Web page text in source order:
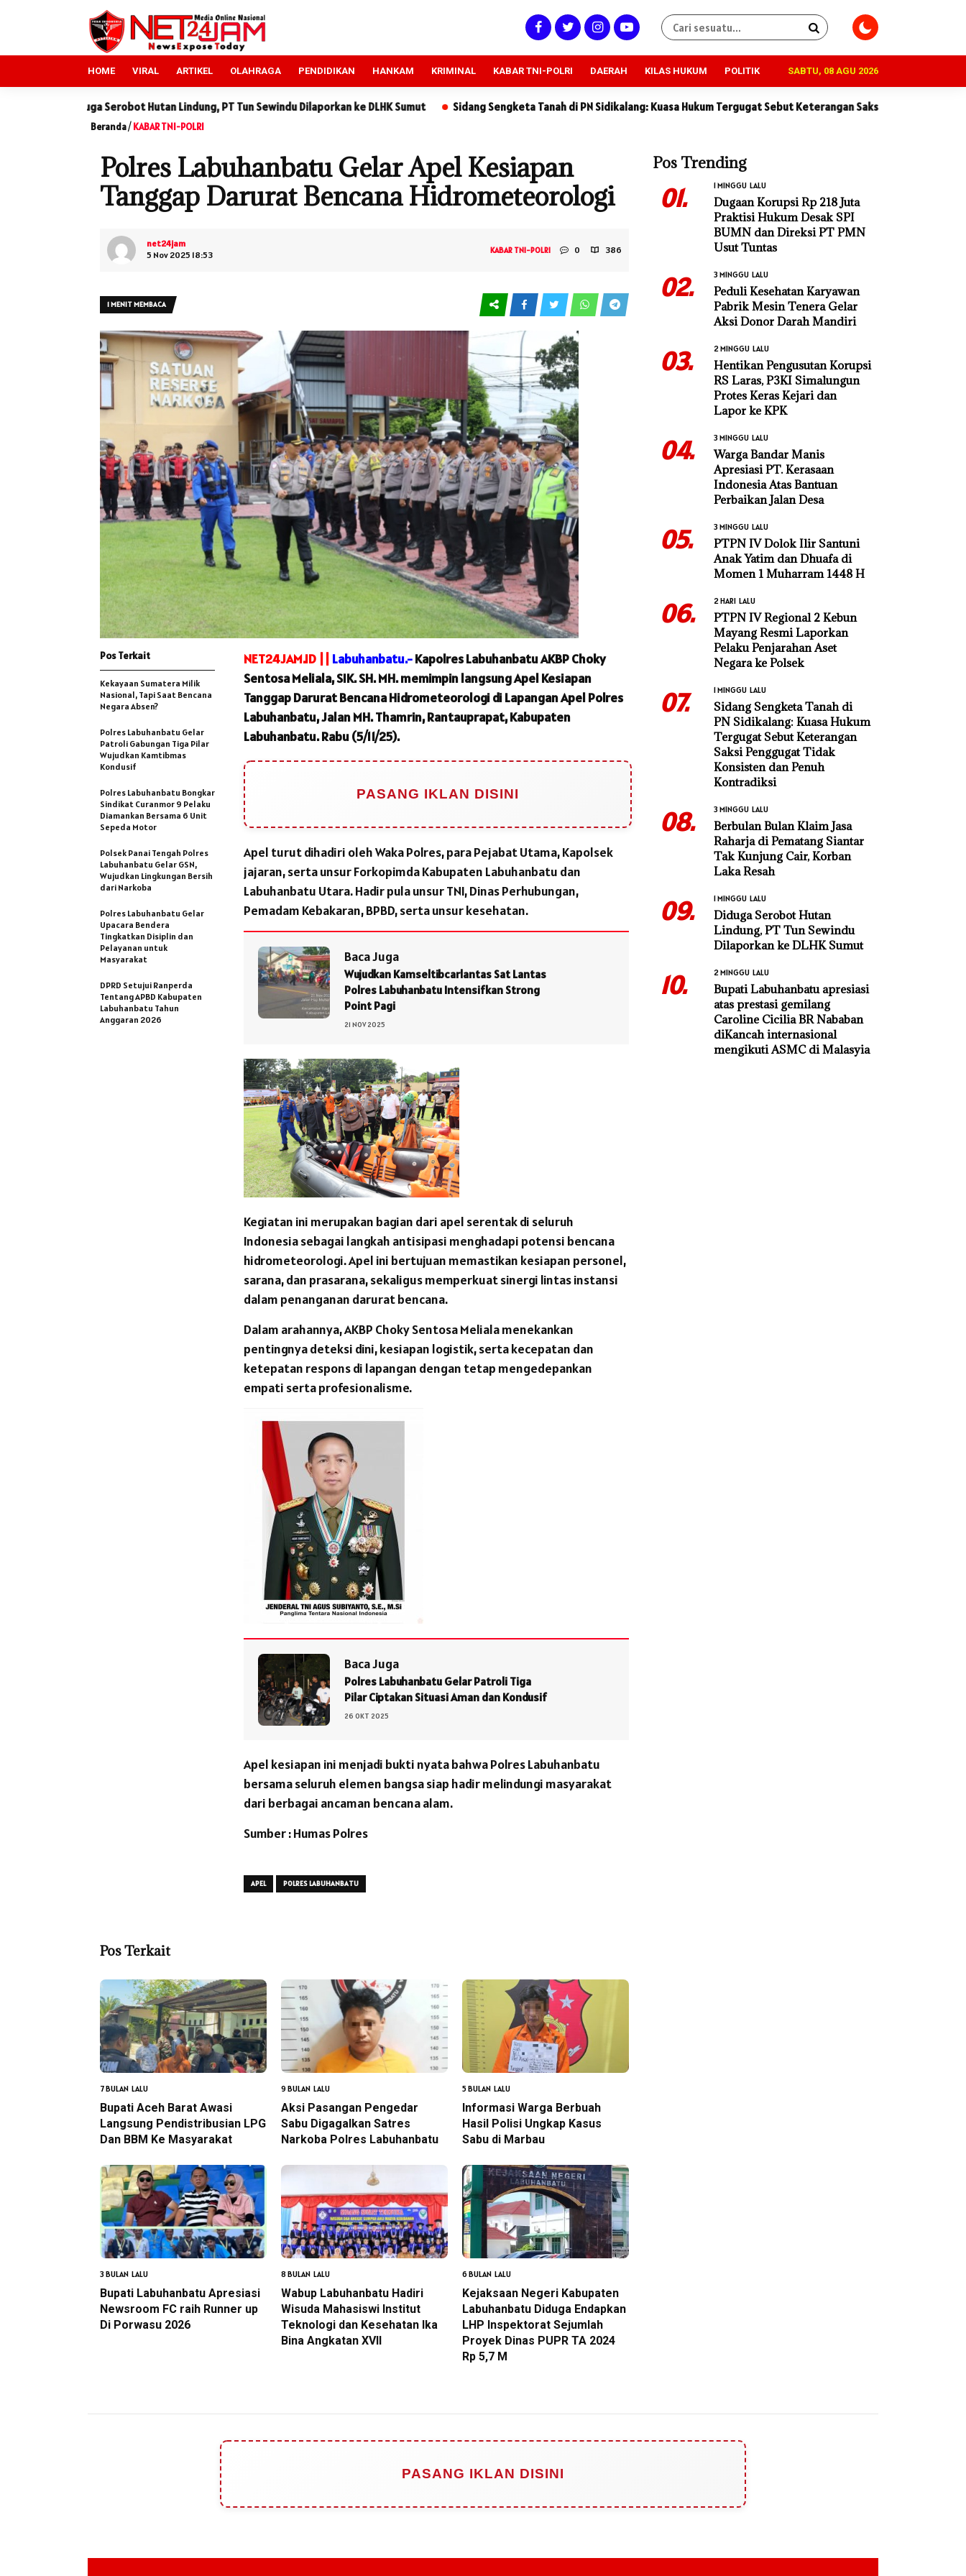
HOME VIRAL ARTIKEL OLAHRAGA PENDIDIKAN HANKAM KRIMINAL KABAR TNI-POLRI DAERAH KILAS HUKUM POLITIK SABTU, 08 AGU 2026
Hutan Lindung, PT Tun Sewindu Dilaporkan ke DLHK Sumut Sidang Sengketa Tanah di PN Sidikalang: Kuasa Hukum Tergugat Sebut Keterangan Saksi Penggugat Tidak Konsisten dan
Beranda/KABAR TNI-POLRI
Polres Labuhanbatu Gelar Apel Kesiapan
Tanggap Darurat Bencana Hidrometeorologi
net24jam
5 Nov 2025 18:53
KABAR TNI-POLRI 0 386
1 MENIT MEMBACA
NET24JAM.ID || Labuhanbatu.-Kapolres Labuhanbatu AKBP Choky
Sentosa Meliala, SIK. SH. MH. memimpin langsung Apel Kesiapan
Tanggap Darurat Bencana Hidrometeorologi di Lapangan Apel Polres
Labuhanbatu, Jalan MH. Thamrin, Rantauprapat, Kabupaten
Labuhanbatu. Rabu (5/11/25).
PASANG IKLAN DISINI
Apel turut dihadiri oleh Waka Polres, para Pejabat Utama, Kapolsek
jajaran, serta unsur Forkopimda Kabupaten Labuhanbatu dan
Labuhanbatu Utara. Hadir pula unsur TNI, Dinas Perhubungan,
Pemadam Kebakaran, BPBD, serta unsur kesehatan.
Baca Juga
Wujudkan Kamseltibcarlantas Sat Lantas
Polres Labuhanbatu Intensifkan Strong
Point Pagi
21 NOV 2025
Kegiatan ini merupakan bagian dari apel serentak di seluruh
Indonesia sebagai langkah antisipasi menghadapi potensi bencana
hidrometeorologi. Apel ini bertujuan memastikan kesiapan personel,
sarana, dan prasarana, sekaligus memperkuat sinergi lintas instansi
dalam penanganan darurat bencana.
Dalam arahannya, AKBP Choky Sentosa Meliala menekankan
pentingnya deteksi dini, kesiapan logistik, serta kecepatan dan
ketepatan respons di lapangan dengan tetap mengedepankan
empati serta profesionalisme.
Baca Juga
Polres Labuhanbatu Gelar Patroli Tiga
Pilar Ciptakan Situasi Aman dan Kondusif
26 OKT 2025
Apel kesiapan ini menjadi bukti nyata bahwa Polres Labuhanbatu
bersama seluruh elemen bangsa siap hadir melindungi masyarakat
dari berbagai ancaman bencana alam.
Sumber : Humas Polres
APEL POLRES LABUHANBATU
Pos Terkait
Kekayaan Sumatera Milik
Nasional, Tapi Saat Bencana
Negara Absen?
Polres Labuhanbatu Gelar
Patroli Gabungan Tiga Pilar
Wujudkan Kamtibmas
Kondusif
Polres Labuhanbatu Bongkar
Sindikat Curanmor 9 Pelaku
Diamankan Bersama 6 Unit
Sepeda Motor
Polsek Panai Tengah Polres
Labuhanbatu Gelar GSN,
Wujudkan Lingkungan Bersih
dari Narkoba
Polres Labuhanbatu Gelar
Upacara Bendera
Tingkatkan Disiplin dan
Pelayanan untuk
Masyarakat
DPRD Setujui Ranperda
Tentang APBD Kabupaten
Labuhanbatu Tahun
Anggaran 2026
Pos Terkait
7 BULAN LALU
Bupati Aceh Barat Awasi
Langsung Pendistribusian LPG
Dan BBM Ke Masyarakat
9 BULAN LALU
Aksi Pasangan Pengedar
Sabu Digagalkan Satres
Narkoba Polres Labuhanbatu
5 BULAN LALU
Informasi Warga Berbuah
Hasil Polisi Ungkap Kasus
Sabu di Marbau
3 BULAN LALU
Bupati Labuhanbatu Apresiasi
Newsroom FC raih Runner up
Di Porwasu 2026
8 BULAN LALU
Wabup Labuhanbatu Hadiri
Wisuda Mahasiswi Institut
Teknologi dan Kesehatan Ika
Bina Angkatan XVII
6 BULAN LALU
Kejaksaan Negeri Kabupaten
Labuhanbatu Diduga Endapkan
LHP Inspektorat Sejumlah
Proyek Dinas PUPR TA 2024
Rp 5,7 M
Pos Trending
01. 1 MINGGU LALU
Dugaan Korupsi Rp 218 Juta
Praktisi Hukum Desak SPI
BUMN dan Direksi PT PMN
Usut Tuntas
02. 3 MINGGU LALU
Peduli Kesehatan Karyawan
Pabrik Mesin Tenera Gelar
Aksi Donor Darah Mandiri
03. 2 MINGGU LALU
Hentikan Pengusutan Korupsi
RS Laras, P3KI Simalungun
Protes Keras Kejari dan
Lapor ke KPK
04. 3 MINGGU LALU
Warga Bandar Manis
Apresiasi PT. Kerasaan
Indonesia Atas Bantuan
Perbaikan Jalan Desa
05. 3 MINGGU LALU
PTPN IV Dolok Ilir Santuni
Anak Yatim dan Dhuafa di
Momen 1 Muharram 1448 H
06. 2 HARI LALU
PTPN IV Regional 2 Kebun
Mayang Resmi Laporkan
Pelaku Penjarahan Aset
Negara ke Polsek
07. 1 MINGGU LALU
Sidang Sengketa Tanah di
PN Sidikalang: Kuasa Hukum
Tergugat Sebut Keterangan
Saksi Penggugat Tidak
Konsisten dan Penuh
Kontradiksi
08. 3 MINGGU LALU
Berbulan Bulan Klaim Jasa
Raharja di Pematang Siantar
Tak Kunjung Cair, Korban
Laka Resah
09. 1 MINGGU LALU
Diduga Serobot Hutan
Lindung, PT Tun Sewindu
Dilaporkan ke DLHK Sumut
10. 2 MINGGU LALU
Bupati Labuhanbatu apresiasi
atas prestasi gemilang
Caroline Cicilia BR Nababan
diKancah internasional
mengikuti ASMC di Malasyia
PASANG IKLAN DISINI